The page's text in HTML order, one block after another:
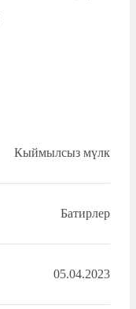
Кыймылсыз мүлк
Батирлер
05.04.2023